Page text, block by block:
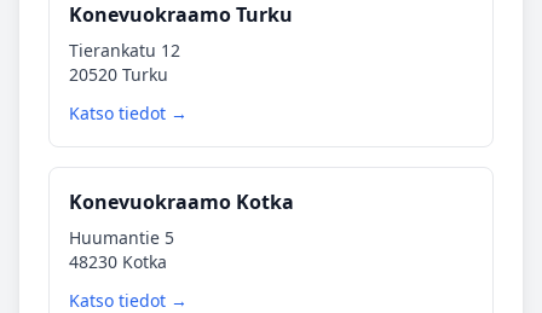
Konevuokraamo Turku
Tierankatu 12
20520 Turku
Katso tiedot →
Konevuokraamo Kotka
Huumantie 5
48230 Kotka
Katso tiedot →